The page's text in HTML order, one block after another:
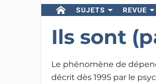
SUJETS REVUE
Ils sont
Le phénomène de
décrit dès 1995 par le